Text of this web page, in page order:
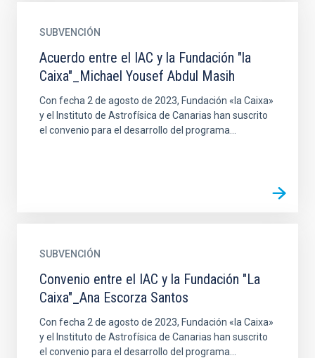
SUBVENCIÓN
Acuerdo entre el IAC y la Fundación "la
Caixa"_Michael Yousef Abdul Masih
Con fecha 2 de agosto de 2023, Fundación «la Caixa»
y el Instituto de Astrofísica de Canarias han suscrito
el convenio para el desarrollo del programa...
SUBVENCIÓN
Convenio entre el IAC y la Fundación "La
Caixa"_Ana Escorza Santos
Con fecha 2 de agosto de 2023, Fundación «la Caixa»
y el Instituto de Astrofísica de Canarias han suscrito
el convenio para el desarrollo del programa...